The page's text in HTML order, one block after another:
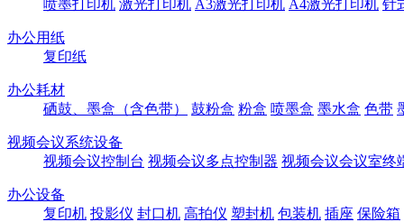
喷墨打印机 激光打印机 A3激光打印机 A4激光打印机 针
办公用纸
复印纸
办公耗材
硒鼓、墨盒（含色带）
鼓粉盒 粉盒 喷墨盒 墨水盒 色带
视频会议系统设备
视频会议控制台 视频会议多点控制器 视频会议会议室终
办公设备
复印机 投影仪 封口机 高拍仪 塑封机 包装机 插座 保险箱